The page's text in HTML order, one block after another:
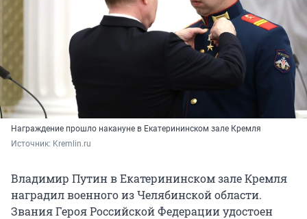
Награждение прошло накануне в Екатерининском зале Кремля
Источник: Kremlin.ru
Владимир Путин в Екатерининском зале Кремля
наградил военного из Челябинской области.
Звания Героя Российской Федерации удостоен